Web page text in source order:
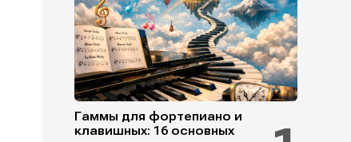
Гаммы для фортепиано и
клавишных: 16 основных